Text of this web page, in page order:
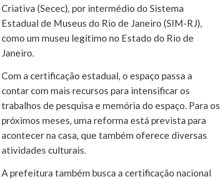
Criativa (Secec), por intermédio do Sistema
Estadual de Museus do Rio de Janeiro (SIM-RJ),
como um museu legítimo no Estado do Rio de
Janeiro.
Com a certificação estadual, o espaço passa a
contar com mais recursos para intensificar os
trabalhos de pesquisa e memória do espaço. Para os
próximos meses, uma reforma está prevista para
acontecer na casa, que também oferece diversas
atividades culturais.
A prefeitura também busca a certificação nacional